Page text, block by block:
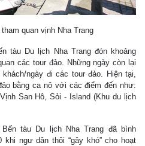
quan vịnh Nha Trang
tàu Du lịch Nha Trang đón khoảng
các tour đảo. Những ngày còn lại
ngày đi các tour đảo. Hiện tại,
bằng ca nô với các điểm đến như:
San Hô, Sỏi - Island (Khu du lịch
tàu Du lịch Nha Trang đã bình
ngư dân thôi “gây khó” cho hoạt